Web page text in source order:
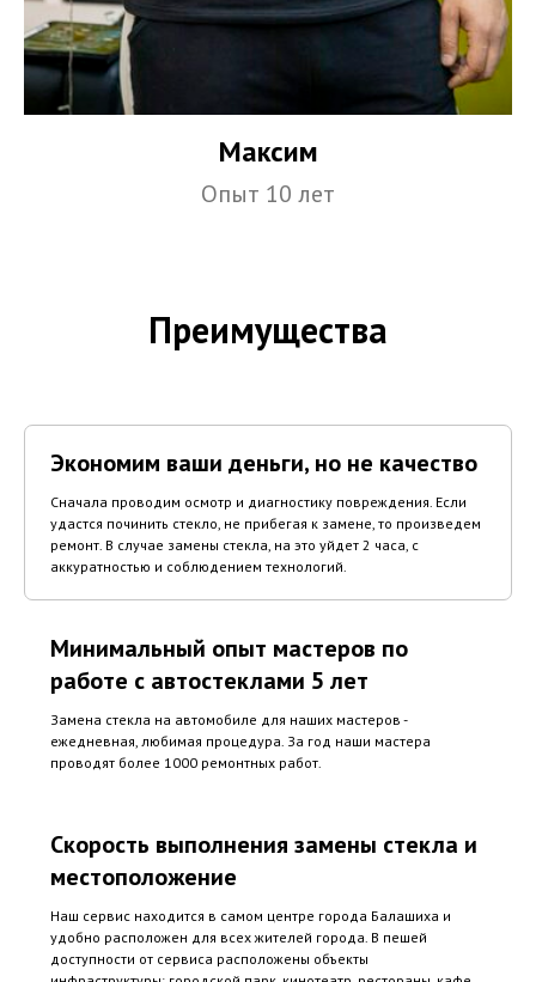
Максим
Опыт 10 лет
Преимущества
Экономим ваши деньги, но не качество
Сначала проводим осмотр и диагностику повреждения. Если
удастся починить стекло, не прибегая к замене, то произведем
ремонт. В случае замены стекла, на это уйдет 2 часа, с
аккуратностью и соблюдением технологий.
Минимальный опыт мастеров по
работе с автостеклами 5 лет
Замена стекла на автомобиле для наших мастеров -
ежедневная, любимая процедура. За год наши мастера
проводят более 1000 ремонтных работ.
Скорость выполнения замены стекла и
местоположение
Наш сервис находится в самом центре города Балашиха и
удобно расположен для всех жителей города. В пешей
доступности от сервиса расположены объекты